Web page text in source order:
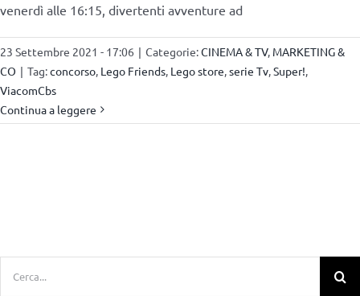
venerdì alle 16:15, divertenti avventure ad
23 Settembre 2021 - 17:06 | Categorie:CINEMA & TV, MARKETING &
CO | Tag:concorso Lego Friends Lego store serie Tv Super!
ViacomCbs
Continua a leggere